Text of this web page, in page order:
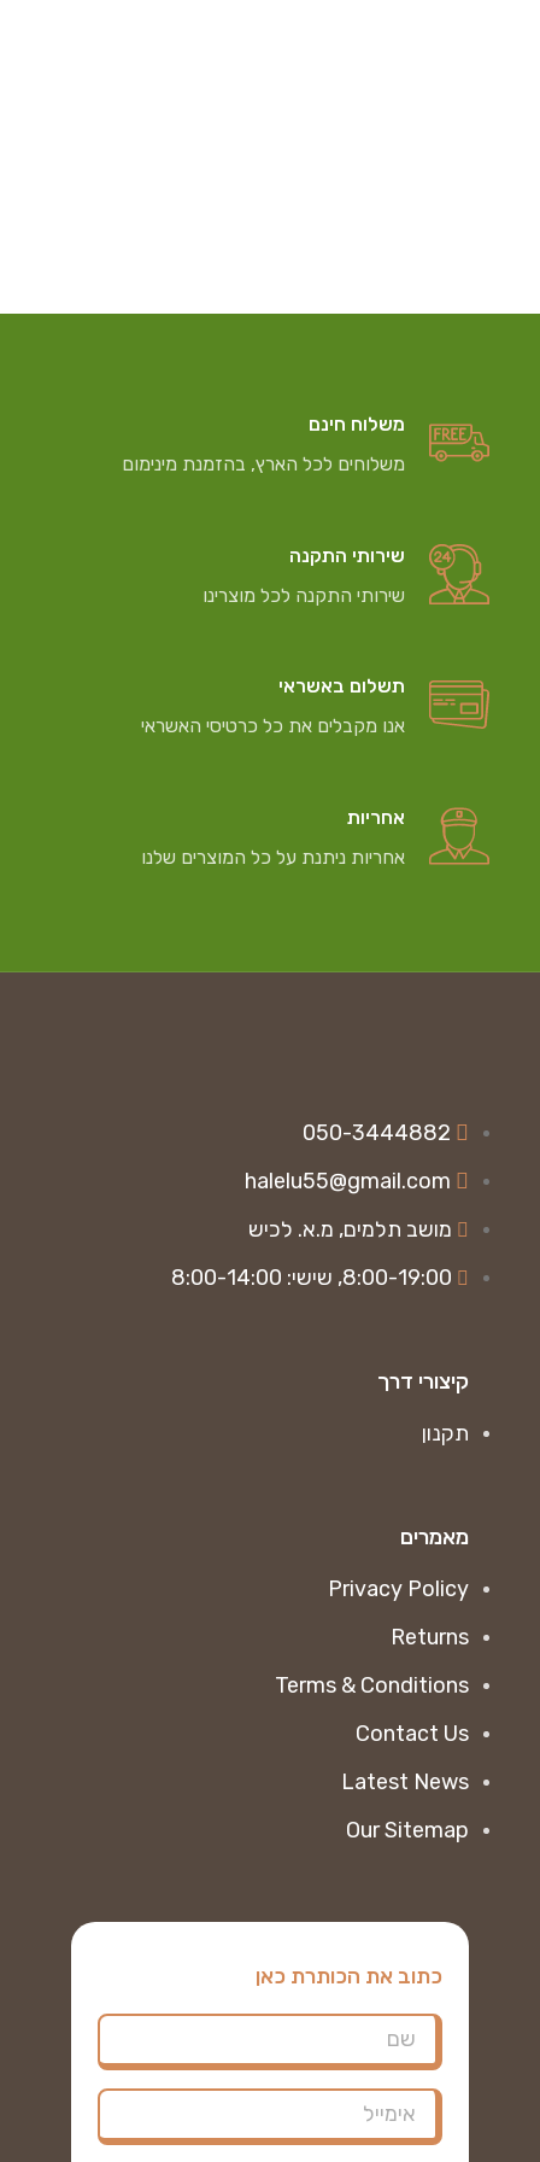
משלוח חינם
משלוחים לכל הארץ, בהזמנת מינימום
שירותי התקנה
שירותי התקנה לכל מוצרינו
תשלום באשראי
אנו מקבלים את כל כרטיסי האשראי
אחריות
אחריות ניתנת על כל המוצרים שלנו
050-3444882
halelu55@gmail.com
מושב תלמים, מ.א. לכיש
8:00-19:00, שישי: 8:00-14:00
קיצורי דרך
תקנון
מאמרים
Privacy Policy
Returns
Terms & Conditions
Contact Us
Latest News
Our Sitemap
כתוב את הכותרת כאן